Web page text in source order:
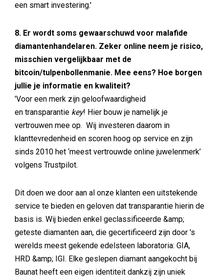
een smart investering.'
8. Er wordt soms gewaarschuwd voor malafide
diamantenhandelaren. Zeker online neem je risico,
misschien vergelijkbaar met de
bitcoin/tulpenbollenmanie. Mee eens? Hoe borgen
jullie je informatie en kwaliteit?
'Voor een merk zijn geloofwaardigheid
en transparantie key! Hier bouw je namelijk je
vertrouwen mee op. Wij investeren daarom in
klanttevredenheid en scoren hoog op service en zijn
sinds 2010 het ‘meest vertrouwde online juwelenmerk’
volgens Trustpilot.
Dit doen we door aan al onze klanten een uitstekende
service te bieden en geloven dat transparantie hierin de
basis is. Wij bieden enkel geclassificeerde &amp;
geteste diamanten aan, die gecertificeerd zijn door 's
werelds meest gekende edelsteen laboratoria: GIA,
HRD &amp; IGI. Elke geslepen diamant aangekocht bij
Baunat heeft een eigen identiteit dankzij zijn uniek